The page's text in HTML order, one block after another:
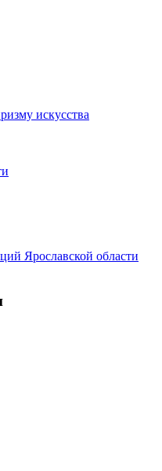
искусства
Ярославской области